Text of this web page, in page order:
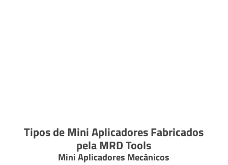
Tipos de Mini Aplicadores Fabricados
pela MRD Tools
Mini Aplicadores Mecânicos